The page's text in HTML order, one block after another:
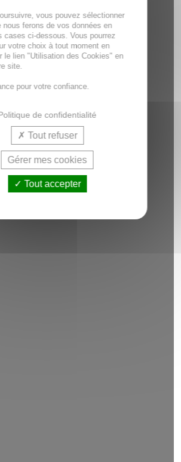
vous pouvez sélectionner
nous ferons de vos données en
cases ci-dessous. Vous pourrez
votre choix à tout moment en
le lien "Utilisation des Cookies" en
site.
pour votre confiance.
de confidentialité
Tout refuser
Gérer mes cookies
Tout accepter